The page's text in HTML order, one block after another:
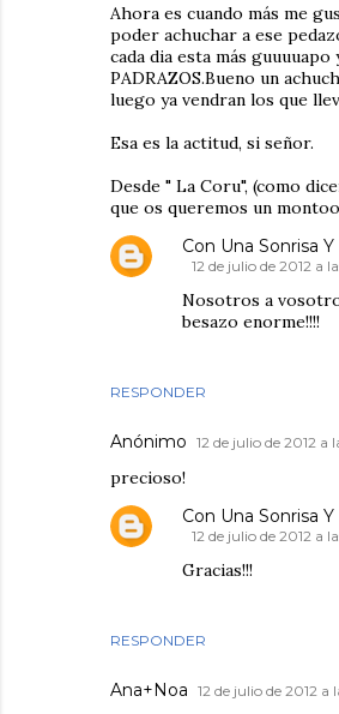
Ahora es cuando más me
poder achuchar a ese
cada dia esta más guuuuapo
PADRAZOS.Bueno un
luego ya vendran los que
Esa es la actitud, si señor.
Desde " La Coru", (como
que os queremos un
RESPONDER
Con Una Sonrisa
12 de julio de 2012 a
Nosotros a
besazo enorme!!!!
Anónimo 12 de julio de 2012 a
precioso!
RESPONDER
Con Una Sonrisa
12 de julio de 2012 a
Gracias!!!
Ana+Noa 12 de julio de 2012 a